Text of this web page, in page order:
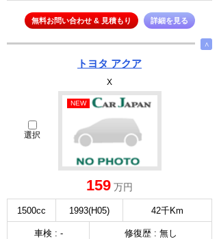
無料お問い合わせ & 見積もり 詳細を見る
∧
トヨタ アクア
X
選択
NEW
159 万円
1500cc 1993(H05) 42千Km
車検 : - 修復歴 : 無し